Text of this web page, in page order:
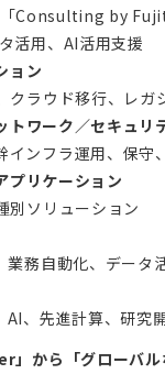
Consulting by
活用、AI活用支援
ョン
クラウド移行、レガ
ワーク／セキュリ
インフラ運用、保守
プリケーション
別ソリューション
務自動化、データ
AI、先進計算、研究
」から「グローバ